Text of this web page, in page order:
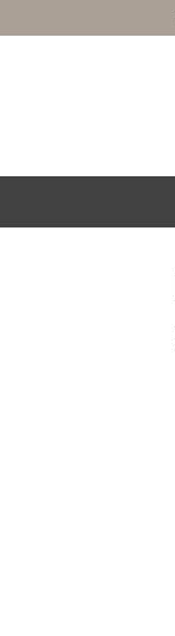
au